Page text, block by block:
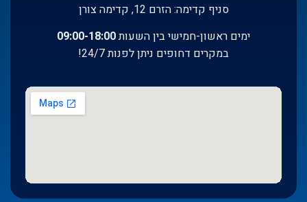
סניף קדימה: הזרם 12, קדימה צורן
ימים ראשון-חמישי בין השעות
09:00-18:00
במקרים דחופים ניתן לפנות 24/7!